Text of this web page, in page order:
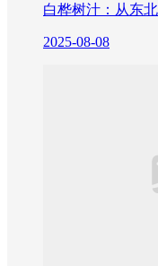
白桦树汁：从东
2025-08-08